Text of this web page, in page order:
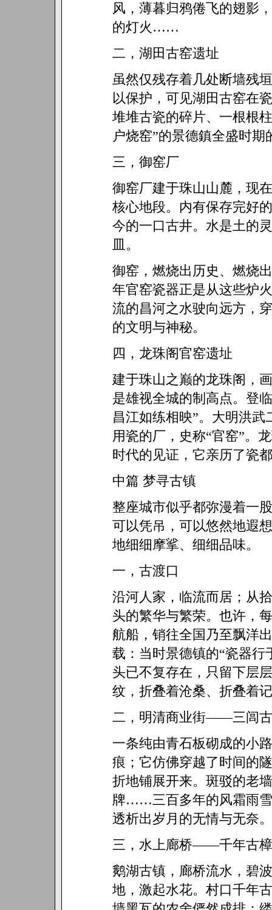
风，薄暮归鸦倦飞的翅影
的灯火……
二，湖田古窑遗址
虽然仅残存着几处断墙残
以保护，可见湖田古窑在
堆堆古瓷的碎片、一根根
户烧窑”的景德鎮全盛时
三，御窑厂
御窑厂建于珠山山麓，现
核心地段。内有保存完好
今的一口古井。水是土的
皿。
御窑，燃烧出历史、燃烧
年官窑瓷器正是从这些炉
流的昌河之水驶向远方，
的文明与神秘。
四，龙珠阁官窑遗址
建于珠山之巅的龙珠阁，
是雄视全城的制高点。登
昌江如练相映”。大明洪
用瓷的厂，史称“官窑”。
时代的见证，它亲历了瓷
中篇 梦寻古镇
整座城市似乎都弥漫着一
可以凭吊，可以悠然地遐
地细细摩挲、细细品味。
一，古渡口
沿河人家，临流而居；从
头的繁华与繁荣。也许，
航船，销往全国乃至飘洋
载：当时景德镇的“瓷器行
头已不复存在，只留下层
纹，折叠着沧桑、折叠着
二，明清商业街——三闾
一条纯由青石板砌成的小
痕；它仿佛穿越了时间的
折地铺展开来。斑驳的老
牌……三百多年的风霜雨雪
透析出岁月的无情与无奈。
三，水上廊桥——千年古
鹅湖古镇，廊桥流水，碧
地，激起水花。村口千年